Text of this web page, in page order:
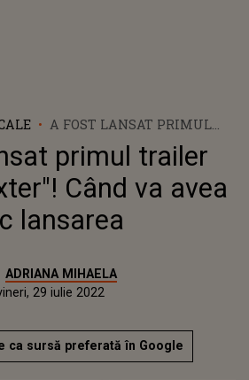
A FOST LANSAT PRIMUL
TRAILER OFICIAL "DEXTER"!
CÂND VA AVEA LOC
LANSAREA
primul trailer
Când va avea
lansarea
ADRIANA MIHAELA
29 iulie 2022
ca sursă preferată în Google